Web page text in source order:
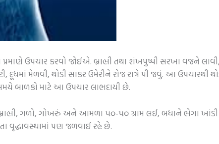
ઉપચાર કરવો જોઈએ. બ્રાહ્મી તથા શંખપુષ્પી સરખા વજને
મેળવી, થોડી સાકર ઉમેરીને રોજ રાત્રે પી જવું. આ ઉપચારથી
બાળકો માટે આ ઉપચાર લાભદાયી છે.
ગળો, ગોખરું અને આમળા ૫૦-૫૦ ગ્રામ લઈ, બધાને ભેગા
વૃદ્ધાવસ્થામાં પણ જળવાઈ રહે છે.